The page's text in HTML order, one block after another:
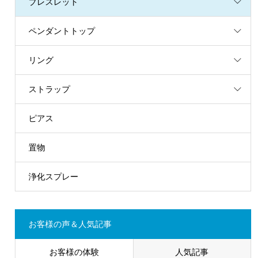
ペンダントトップ
リング
ストラップ
ピアス
置物
浄化スプレー
お客様の声＆人気記事
お客様の体験 人気記事